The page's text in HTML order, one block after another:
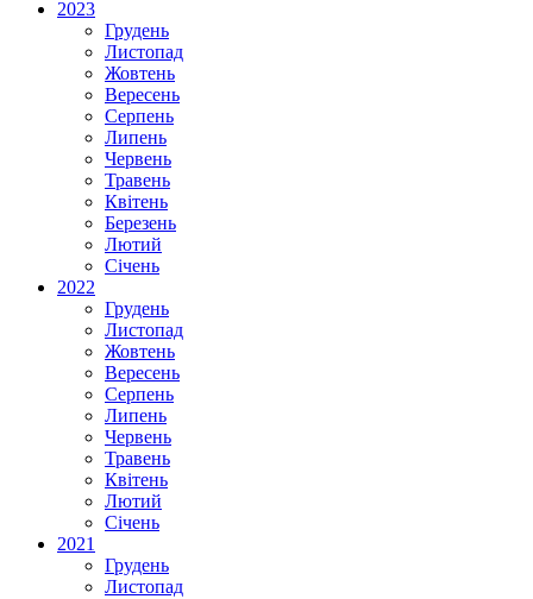
2023
Грудень
Листопад
Жовтень
Вересень
Серпень
Липень
Червень
Травень
Квітень
Березень
Лютий
Січень
2022
Грудень
Листопад
Жовтень
Вересень
Серпень
Липень
Червень
Травень
Квітень
Лютий
Січень
2021
Грудень
Листопад